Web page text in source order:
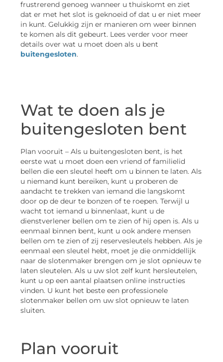
frustrerend genoeg wanneer u thuiskomt en ziet
dat er met het slot is geknoeid of dat u er niet meer
in kunt. Gelukkig zijn er manieren om weer binnen
te komen als dit gebeurt. Lees verder voor meer
details over wat u moet doen als u bent
buitengesloten.
Wat te doen als je
buitengesloten bent
Plan vooruit – Als u buitengesloten bent, is het
eerste wat u moet doen een vriend of familielid
bellen die een sleutel heeft om u binnen te laten. Als
u niemand kunt bereiken, kunt u proberen de
aandacht te trekken van iemand die langskomt
door op de deur te bonzen of te roepen. Terwijl u
wacht tot iemand u binnenlaat, kunt u de
dienstverlener bellen om te zien of hij open is. Als u
eenmaal binnen bent, kunt u ook andere mensen
bellen om te zien of zij reservesleutels hebben. Als je
eenmaal een sleutel hebt, moet je die onmiddellijk
naar de slotenmaker brengen om je slot opnieuw te
laten sleutelen. Als u uw slot zelf kunt hersleutelen,
kunt u op een aantal plaatsen online instructies
vinden. U kunt het beste een professionele
slotenmaker bellen om uw slot opnieuw te laten
sluiten.
Plan vooruit